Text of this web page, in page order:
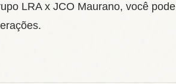
LRA x JCO Maurano, você pode